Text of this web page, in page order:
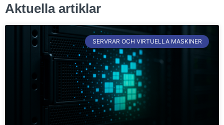
Aktuella artiklar
SERVRAR OCH VIRTUELLA MASKINER